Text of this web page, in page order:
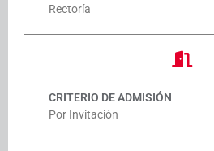
Rectoría
CRITERIO DE ADMISIÓN
Por Invitación